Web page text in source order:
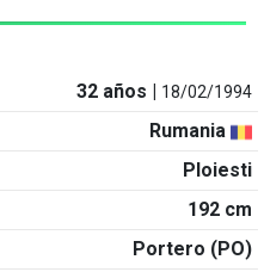
32 años | 18/02/1994
Rumania
Ploiesti
192 cm
Portero (PO)